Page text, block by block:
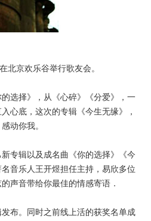
京欢乐谷举行歌友会。
选择》，从《心碎》《分爱》，一
心底，这次的专辑《今生无缘》，
动你我。
专辑以及成名曲《你的选择》《今
音乐人王开煜担任主持，易欣多位
声音带给你最佳的情感寄语．
布。同时之前线上活的获奖名单成